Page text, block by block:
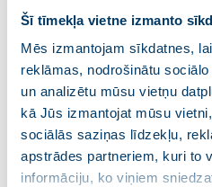
Šī tīmekļa vietne izmanto
Mēs izmantojam sīkdatnes,
reklāmas, nodrošinātu
un analizētu mūsu vietņu
kā Jūs izmantojat mūsu
sociālās saziņas līdzekļu,
apstrādes partneriem, kuri to
informāciju, ko viņiem
politiskās elites
Parlamenta
mēroga pašvaldību
Uzstājoties Eiropas
uzsver, ka, kopš Krievija
Eiropas Savienība ir